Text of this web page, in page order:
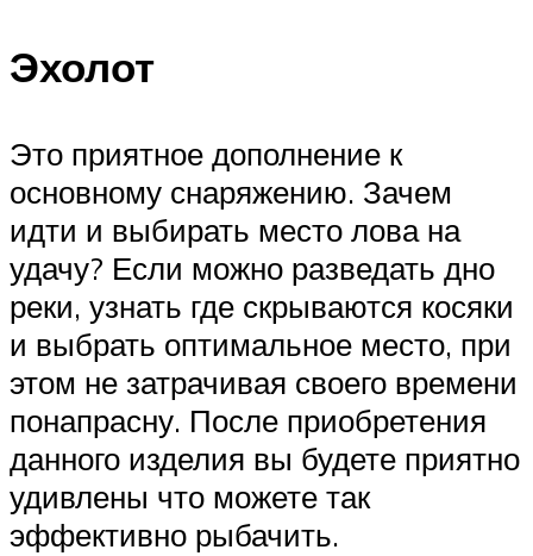
Эхолот
Это приятное дополнение к
основному снаряжению. Зачем
идти и выбирать место лова на
удачу? Если можно разведать дно
реки, узнать где скрываются косяки
и выбрать оптимальное место, при
этом не затрачивая своего времени
понапрасну. После приобретения
данного изделия вы будете приятно
удивлены что можете так
эффективно рыбачить.